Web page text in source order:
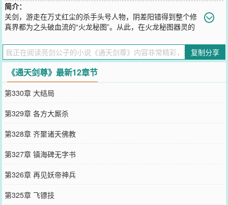
简介：
关剑，游走在万丈红尘的杀手头号人物，阴差阳错得到整个修
真界都为之头破血流的“火龙秘图”。从此，在火龙秘图器灵的
大门，育百草，炼千药，聚十方精器，集众生信仰，铸通天神器。然
而，在这些看似奇妙的机遇下，却是一个更神秘的身份在发挥作
用……翩翩公子，奈何无情，亮剑天下，鬼哭神惊；通天之道，任我
驰骋，剑气冲霄，谁与争锋！
您要是觉得《
里的朋友推荐哦！
复制分享
《通天剑尊》最新12章节
第330章 大结局
第329章 各方大厮杀
第328章 齐聚诸天佛教
第327章 镇海碑无字书
第326章 再见妖帝神兵
第325章 飞镖技